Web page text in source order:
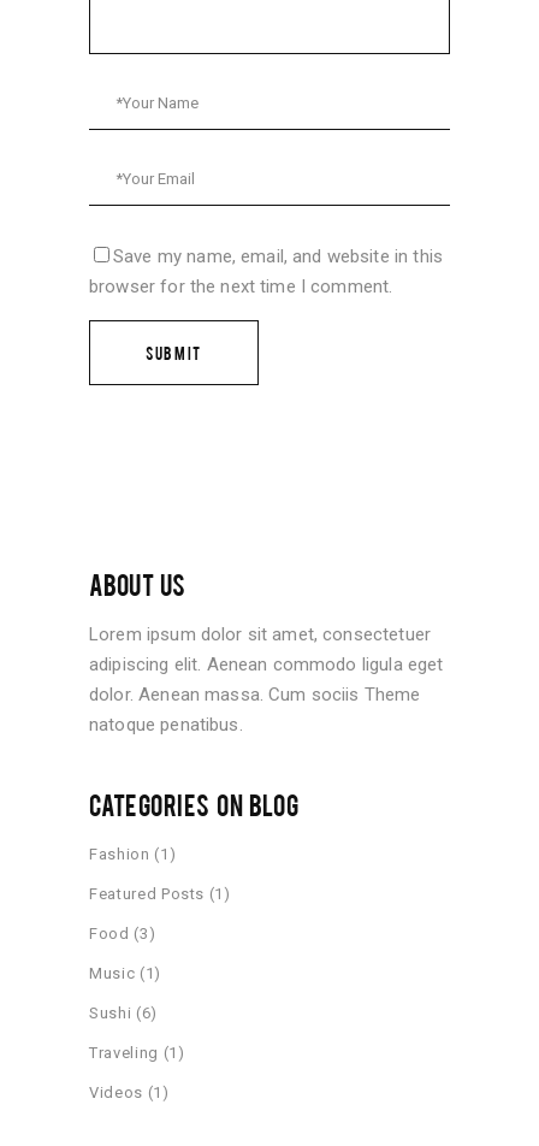
Save my name, email, and website in this
browser for the next time I comment.
ABOUT US
Lorem ipsum dolor sit amet, consectetuer
adipiscing elit. Aenean commodo ligula eget
dolor. Aenean massa. Cum sociis Theme
natoque penatibus.
CATEGORIES ON BLOG
Fashion (1)
Featured Posts (1)
Food (3)
Music (1)
Sushi (6)
Traveling (1)
Videos (1)